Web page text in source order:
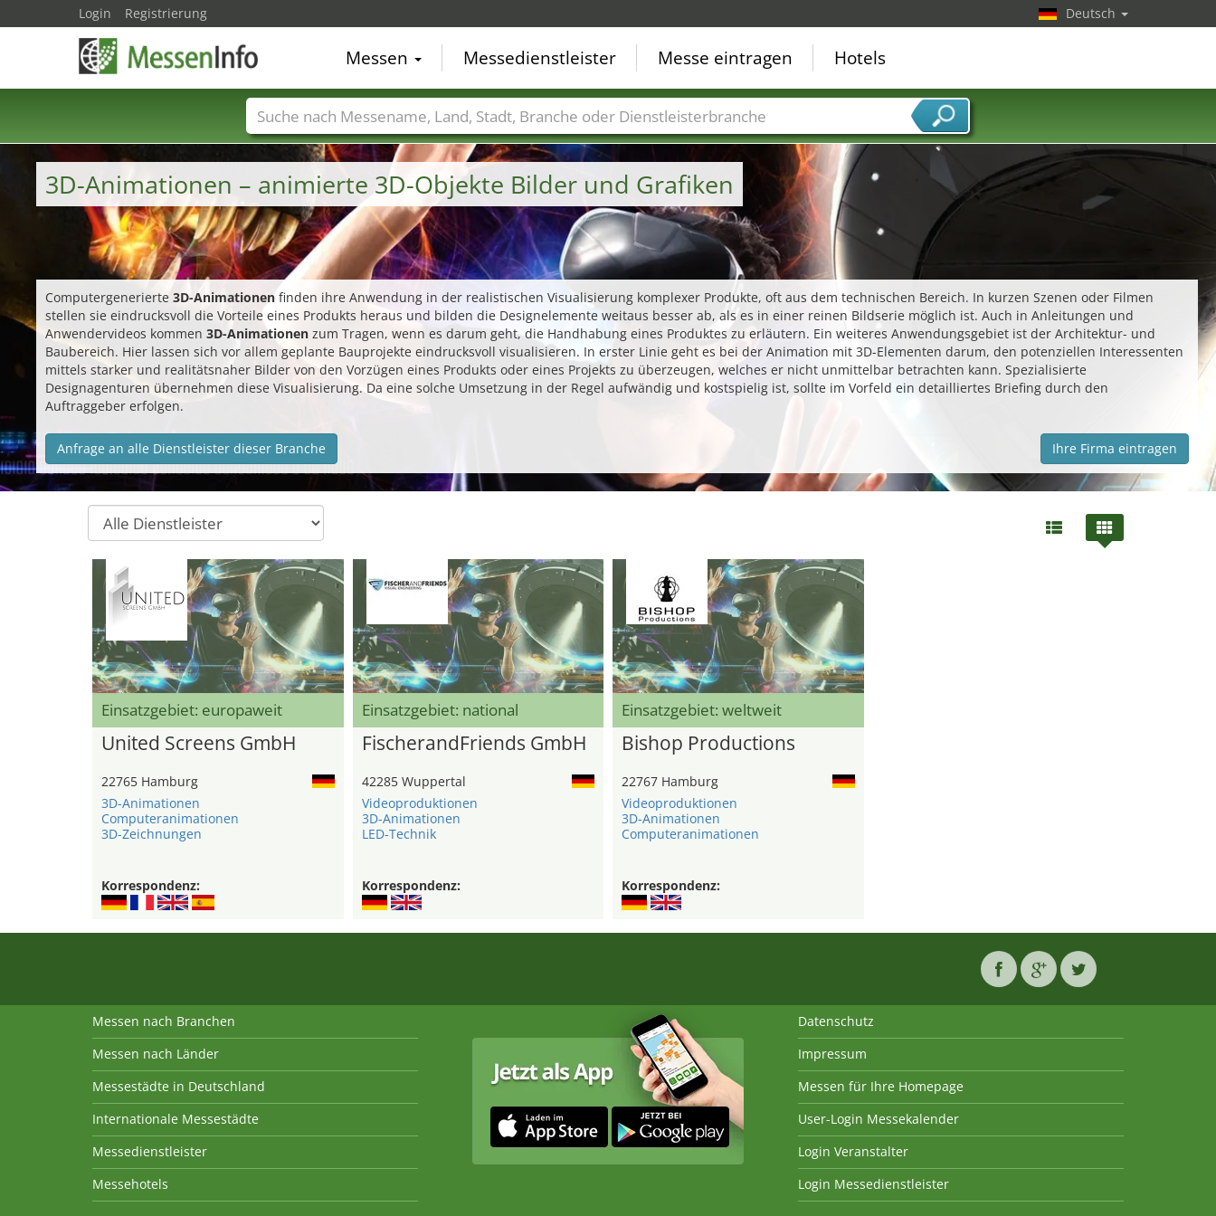
3D-Animationen – animierte 3D-Objekte Bilder und Grafiken
Computergenerierte 3D-Animationen finden ihre Anwendung in der realistischen Visualisierung komplexer Produkte, oft aus dem technischen Bereich. In kurzen Szenen oder Filmen
stellen sie eindrucksvoll die Vorteile eines Produkts heraus und bilden die Designelemente weitaus besser ab, als es in einer reinen Bildserie möglich ist. Auch in Anleitungen und
Anwendervideos kommen 3D-Animationen zum Tragen, wenn es darum geht, die Handhabung eines Produktes zu erläutern. Ein weiteres Anwendungsgebiet ist der Architektur- und
Baubereich. Hier lassen sich vor allem geplante Bauprojekte eindrucksvoll visualisieren. In erster Linie geht es bei der Animation mit 3D-Elementen darum, den potenziellen Interessenten
mittels starker und realitätsnaher Bilder von den Vorzügen eines Produkts oder eines Projekts zu überzeugen, welches er nicht unmittelbar betrachten kann. Spezialisierte
Designagenturen übernehmen diese Visualisierung. Da eine solche Umsetzung in der Regel aufwändig und kostspielig ist, sollte im Vorfeld ein detailliertes Briefing durch den
Auftraggeber erfolgen.
Anfrage an alle Dienstleister dieser Branche Ihre Firma eintragen
Einsatzgebiet: europaweit
United Screens GmbH
22765 Hamburg
3D-Animationen
Computeranimationen
3D-Zeichnungen
Korrespondenz:
Einsatzgebiet: national
FischerandFriends GmbH
42285 Wuppertal
Videoproduktionen
3D-Animationen
LED-Technik
Korrespondenz:
Einsatzgebiet: weltweit
Bishop Productions
22767 Hamburg
Videoproduktionen
3D-Animationen
Computeranimationen
Korrespondenz:
Login Registrierung Deutsch
Messen Messedienstleister Messe eintragen Hotels
Messenamen Länder Städte Branchen Dienstleisterbranchen
Messen nach Branchen
Messen nach Länder
Messestädte in Deutschland
Internationale Messestädte
Messedienstleister
Messehotels
Datenschutz
Impressum
Messen für Ihre Homepage
User-Login Messekalender
Login Veranstalter
Login Messedienstleister